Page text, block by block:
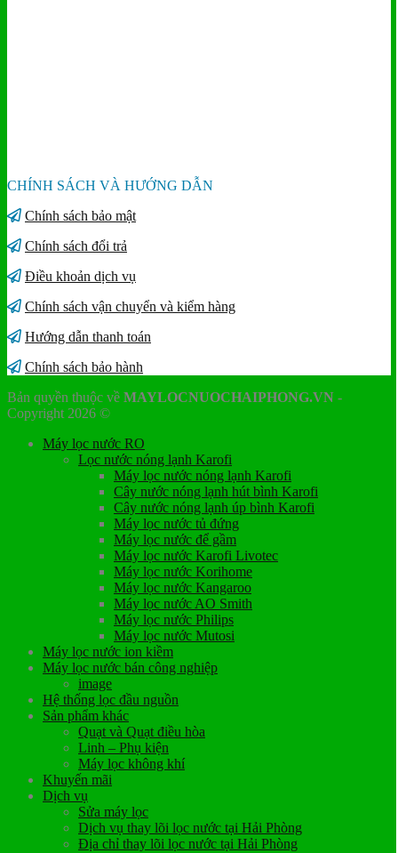
CHÍNH SÁCH VÀ HƯỚNG DẪN
Chính sách bảo mật
Chính sách đổi trả
Điều khoản dịch vụ
Chính sách vận chuyển và kiểm hàng
Hướng dẫn thanh toán
Chính sách bảo hành
Bản quyền thuộc về MAYLOCNUOCHAIPHONG.VN -
Copyright 2026 ©
Máy lọc nước RO
Lọc nước nóng lạnh Karofi
Máy lọc nước nóng lạnh Karofi
Cây nước nóng lạnh hút bình Karofi
Cây nước nóng lạnh úp bình Karofi
Máy lọc nước tủ đứng
Máy lọc nước để gầm
Máy lọc nước Karofi Livotec
Máy lọc nước Korihome
Máy lọc nước Kangaroo
Máy lọc nước AO Smith
Máy lọc nước Philips
Máy lọc nước Mutosi
Máy lọc nước ion kiềm
Máy lọc nước bán công nghiệp
image
Hệ thống lọc đầu nguồn
Sản phẩm khác
Quạt và Quạt điều hòa
Linh – Phụ kiện
Máy lọc không khí
Khuyến mãi
Dịch vụ
Sửa máy lọc
Dịch vụ thay lõi lọc nước tại Hải Phòng
Địa chỉ thay lõi lọc nước tại Hải Phòng